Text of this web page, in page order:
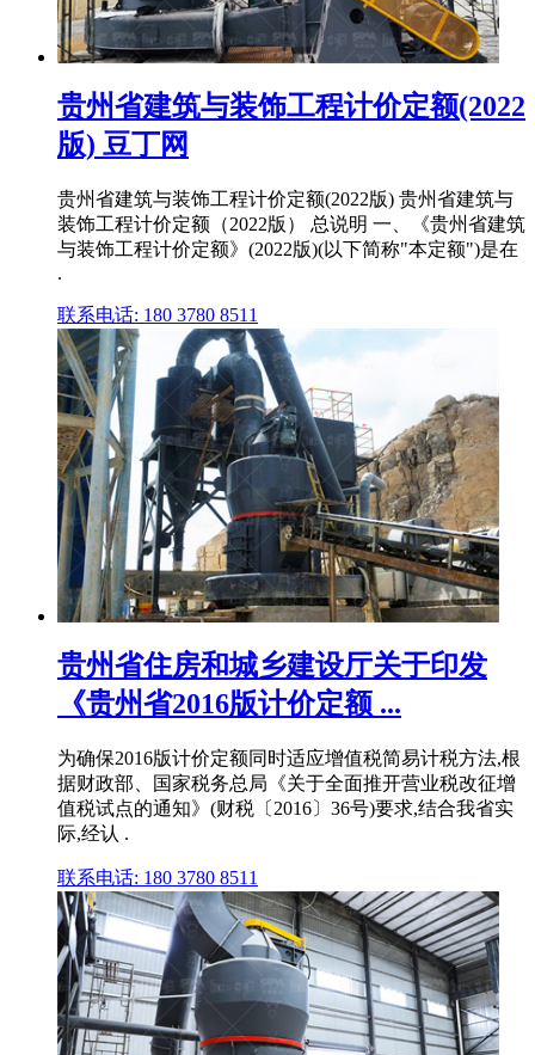
贵州省建筑与装饰工程计价定额(2022
版) 豆丁网
贵州省建筑与装饰工程计价定额(2022版) 贵州省建筑与
装饰工程计价定额（2022版） 总说明 一、《贵州省建筑
与装饰工程计价定额》(2022版)(以下简称"本定额")是在
.
联系电话: 180 3780 8511
贵州省住房和城乡建设厅关于印发
《贵州省2016版计价定额 ...
为确保2016版计价定额同时适应增值税简易计税方法,根
据财政部、国家税务总局《关于全面推开营业税改征增
值税试点的通知》(财税〔2016〕36号)要求,结合我省实
际,经认 .
联系电话: 180 3780 8511